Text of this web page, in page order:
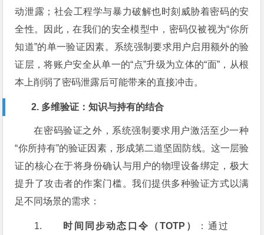
动泄露；社会工程学与暴力破解也时刻威胁着密码的安
全性。因此，在我们的安全模型中，密码仅被视为“你所
知道”的单一验证因素。系统强制要求用户启用额外的验
证层，将账户安全从单一的“点”升级为立体的“面”，从根
本上削弱了密码泄露后可能带来的直接冲击。
2. 多维验证：知识与持有的结合
在密码验证之外，系统强制要求用户激活至少一种
“你所持有”的验证因素，形成第二道坚固防线。这一层验
证的核心在于将身份确认与用户的物理设备绑定，极大
提升了攻击者的作案门槛。我们提供多种验证方式以满
足不同场景的需求：
时间同步动态口令（TOTP）
：通过